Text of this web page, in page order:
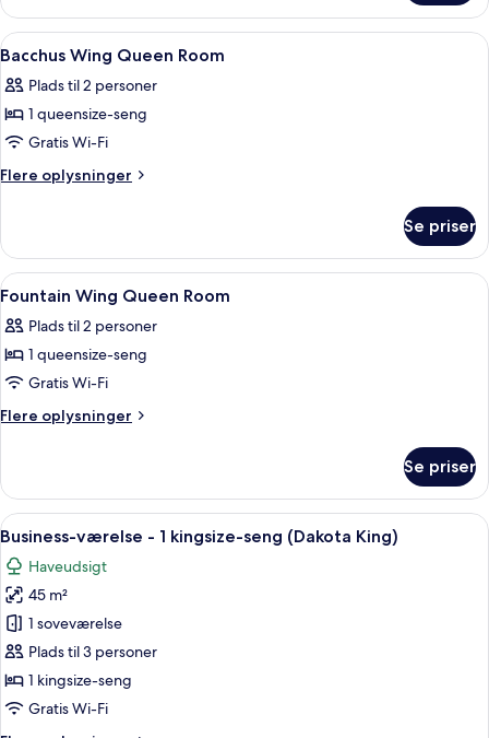
Wing
King
Room
Indlæs
alle
billeder
af
Bacchus
Wing
Et hotelværelse med seng,
6
Bacchus Wing Queen Room
Plads til 2 personer
1 queensize-seng
Gratis Wi-Fi
Flere oplysninger
Flere
Wing
Queen
Room
Se priser
Indlæs
alle
billeder
af
Fountain
Wing
Et hotelværelse med en stor seng,
6
Fountain Wing Queen Room
Plads til 2 personer
1 queensize-seng
Gratis Wi-Fi
Flere oplysninger
Flere
Wing
Queen
Room
Se priser
Indlæs
alle
billeder
af
Business-
værelse
-
1
Et hotelværelse med seng, sofa,
5
Business-værelse - 1 kingsize-seng (Dakota King)
Haveudsigt
45 m²
1 soveværelse
Plads til 3 personer
1 kingsize-seng
Gratis Wi-Fi